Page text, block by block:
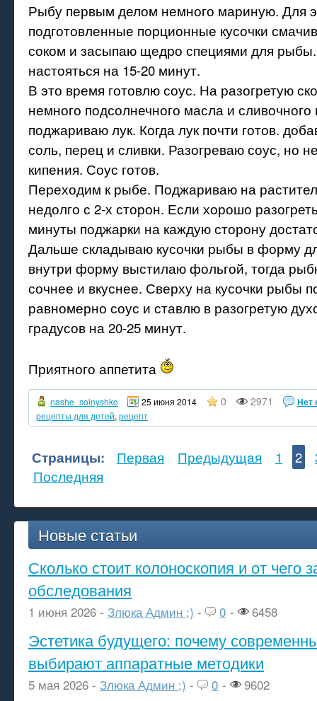
Рыбу первым делом немного мариную. Для
подготовленные порционные кусочки
соком и засыпаю щедро специями для
настояться на 15-20 минут.
В это время готовлю соус. На разогретую
немного подсолнечного масла и
поджариваю лук. Когда лук почти готов.
соль, перец и сливки. Разогреваю соус, но
кипения. Соус готов.
Переходим к рыбе. Поджариваю на
недолго с 2-х сторон. Если хорошо
минуты поджарки на каждую сторону
Дальше складываю кусочки рыбы в форму
внутри форму выстилаю фольгой, тогда
сочнее и вкуснее. Сверху на кусочки рыбы
равномерно соус и ставлю в разогретую
градусов на 20-25 минут.
Приятного аппетита
nashe_solnyshko 25 июня 2014 0 2971 Нет
рецепты для детей, рецепт
Страницы: Первая Предыдущая 1 2
Последняя
Новые статьи
Сколько стоит колоноскопия и от чего
обследования
1 июня 2026 - Злюка Админ ;) - 0 - 6458
Эстетика будущего: почему
выбирают аппаратные методики
5 мая 2026 - Злюка Админ ;) - 0 - 9602